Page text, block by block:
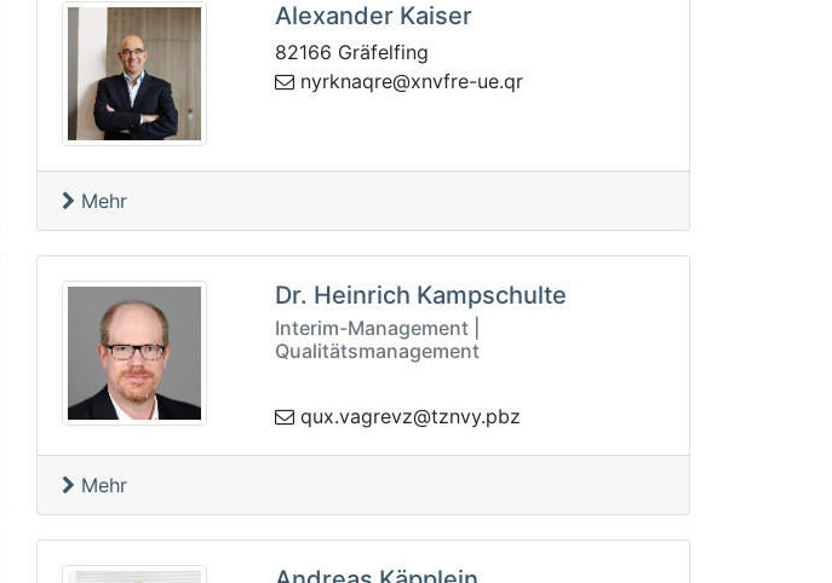
Alexander Kaiser
82166 Gräfelfing
rq.eu
-erfvnx@erqankryn
Mehr
Dr. Heinrich Kampschulte
Interim-Management |
Qualitätsmanagement
zbp.yvnzt@z
vergav.xuq
Mehr